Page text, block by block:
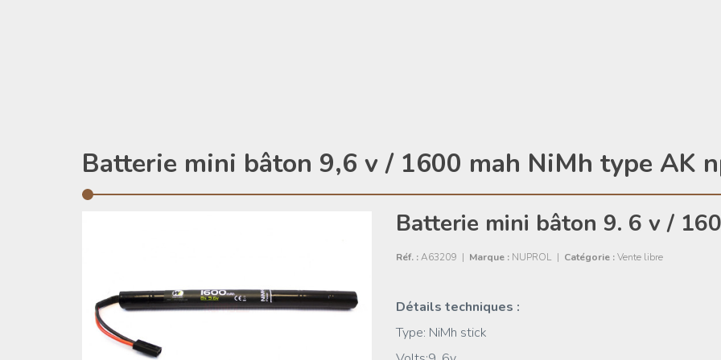
Batterie mini bâton 9,6 v / 1600 mah NiMh type AK
Batterie mini bâton 9. 6 v /
Réf. :A63209 | Marque : NUPROL | Catégorie :Vente libre
Détails techniques :
Type: NiMh stick